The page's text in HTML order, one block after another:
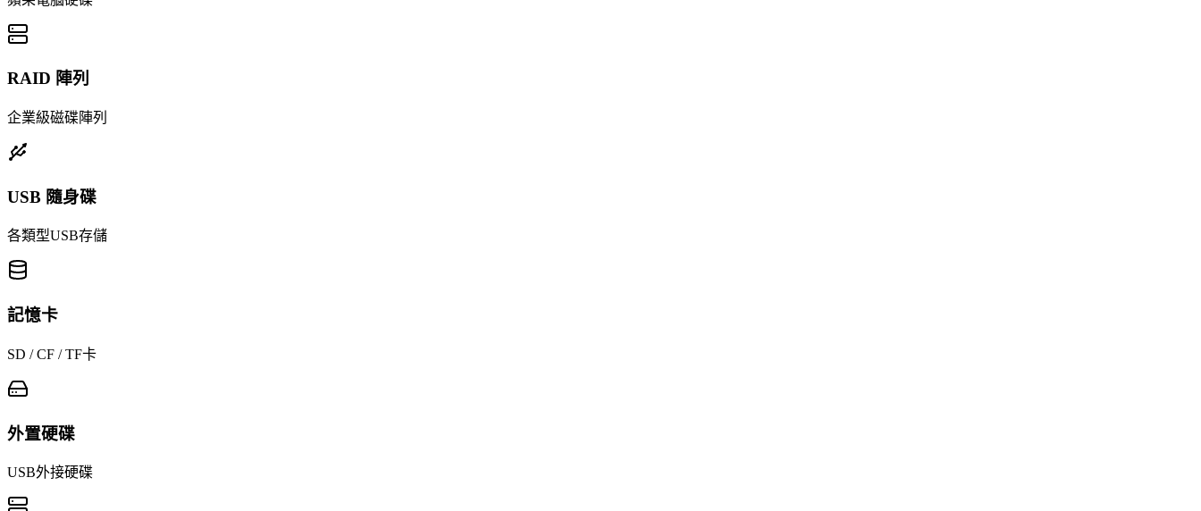
RAID 陣列
企業級磁碟陣列
USB 隨身碟
各類型USB存儲
記憶卡
SD / CF / TF卡
外置硬碟
USB外接硬碟